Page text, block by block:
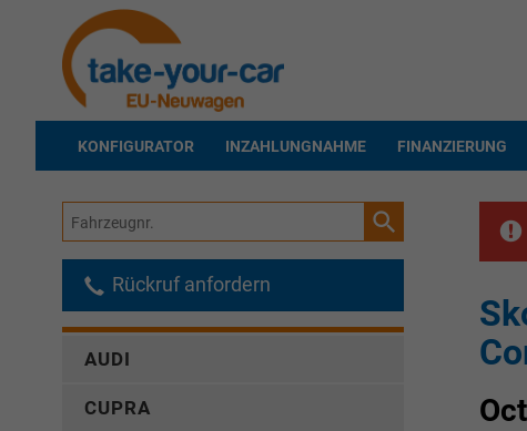
KONFIGURATOR INZAHLUNGNAHME FINANZIERUNG
Fahrzeugnr.
Rückruf anfordern
AUDI
CUPRA